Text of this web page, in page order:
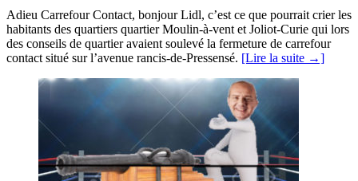
Adieu Carrefour Contact, bonjour Lidl, c’est ce que pourrait crier les
habitants des quartiers quartier Moulin-à-vent et Joliot-Curie qui lors
des conseils de quartier avaient soulevé la fermeture de carrefour
contact situé sur l’avenue rancis-de-Pressensé. [Lire la suite →]